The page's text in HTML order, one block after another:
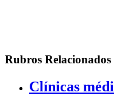
Rubros Relacionados
Clínicas